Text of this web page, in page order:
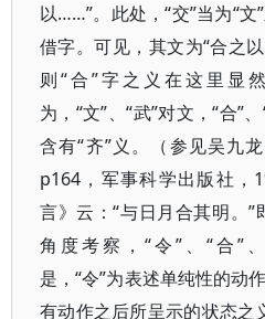
以……”。此处，“交”当为“文
借字。可见，其文为“合之
则“合”字之义在这里显
为，“文”、“武”对文，“合”
含有“齐”义。（参见吴九
p164，军事科学出版社，
言》云：“与日月合其明。”
角度考察，“令”、“合”
是，“令”为表述单纯性的动
有动作之后所呈示的状态之